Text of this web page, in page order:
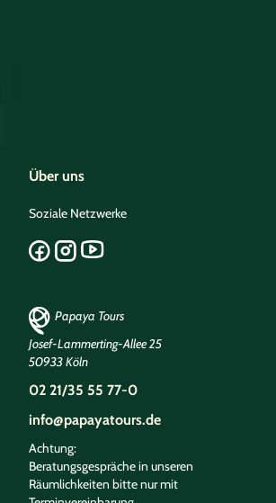
Über uns
Soziale Netzwerke
Papaya Tours
Josef-Lammerting-Allee 25
50933 Köln
02 21/35 55 77-0
info@papayatours.de
Achtung:
Beratungsgespräche in unseren
Räumlichkeiten bitte nur mit